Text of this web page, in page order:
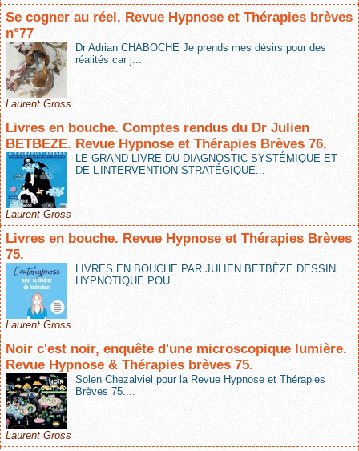
Se cogner au réel. Revue Hypnose et Thérapies brèves
n°77
Dr Adrian CHABOCHE Je prends mes désirs pour des
réalités car j...
Laurent Gross
Livres en bouche. Comptes rendus du Dr Julien
BETBEZE. Revue Hypnose et Thérapies Brèves 76.
LE GRAND LIVRE DU DIAGNOSTIC SYSTÉMIQUE ET
DE L’INTERVENTION STRATÉGIQUE...
Laurent Gross
Livres en bouche. Revue Hypnose et Thérapies Brèves
75.
LIVRES EN BOUCHE PAR JULIEN BETBÈZE DESSIN
HYPNOTIQUE POU...
Laurent Gross
Noir c'est noir, enquête d'une microscopique lumière.
Revue Hypnose & Thérapies brèves 75.
Solen Chezalviel pour la Revue Hypnose et Thérapies
Brèves 75....
Laurent Gross